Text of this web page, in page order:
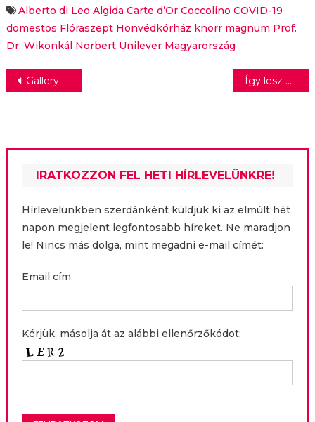
Domestos-gyár
előkészítése
partnerek
munkavállalók
jövedelempótlására
Alberto di Leo Algida Carte d’Or Coccolino COVID-19
domestos Flóraszept Honvédkórház knorr magnum Prof.
Dr. Wikonkál Norbert Unilever Magyarország
Bejegyzés
Gallery Weekend Budapest 2021 – A kortárs művészet engem fejez ki Így lesz egy használt kanapétól tisztább a levegő
IRATKOZZON FEL HETI HÍRLEVELÜNKRE!
Hírlevelünkben szerdánként küldjük ki az elmúlt hét
napon megjelent legfontosabb híreket. Ne maradjon
le! Nincs más dolga, mint megadni e-mail címét:
Email cím
Kérjük, másolja át az alábbi ellenőrzőkódot: